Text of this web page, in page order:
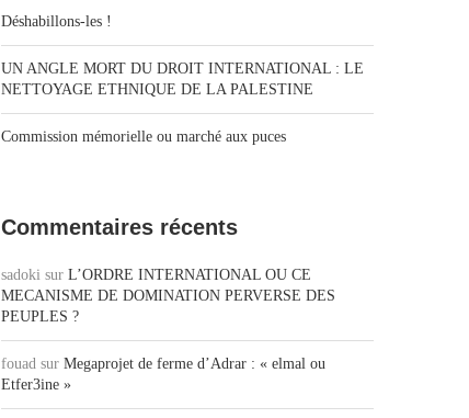
Déshabillons-les !
UN ANGLE MORT DU DROIT INTERNATIONAL : LE
NETTOYAGE ETHNIQUE DE LA PALESTINE
Commission mémorielle ou marché aux puces
Commentaires récents
sadoki sur L’ORDRE INTERNATIONAL OU CE
MECANISME DE DOMINATION PERVERSE DES
PEUPLES ?
fouad sur Megaprojet de ferme d’Adrar : « elmal ou
Etfer3ine »